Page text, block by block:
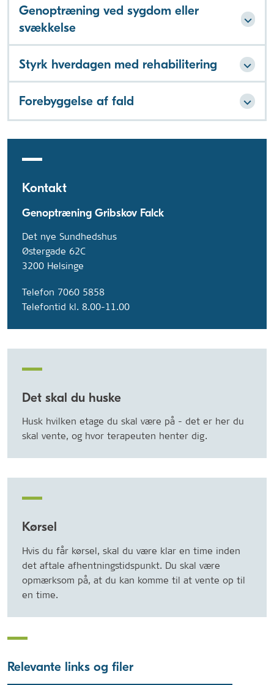
Genoptræning ved sygdom eller
svækkelse
Styrk hverdagen med rehabilitering
Forebyggelse af fald
Kontakt
Genoptræning Gribskov Falck
Det nye Sundhedshus
Østergade 62C
3200 Helsinge
Telefon 7060 5858
Telefontid kl. 8.00-11.00
Det skal du huske
Husk hvilken etage du skal være på - det er her du
skal vente, og hvor terapeuten henter dig.
Kørsel
Hvis du får kørsel, skal du være klar en time inden
det aftale afhentningstidspunkt. Du skal være
opmærksom på, at du kan komme til at vente op til
en time.
Relevante links og filer